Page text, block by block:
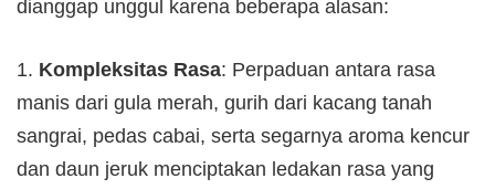
dianggap unggul karena beberapa alasan:
Kompleksitas Rasa: Perpaduan antara rasa
manis dari gula merah, gurih dari kacang tanah
sangrai, pedas cabai, serta segarnya aroma kencur
dan daun jeruk menciptakan ledakan rasa yang